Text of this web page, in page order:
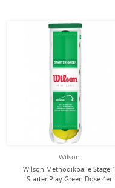
Wilson
Wilson Methodikbälle Stage 1
Starter Play Green Dose 4er